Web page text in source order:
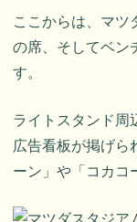
ここからは、マツ
の席、そしてベン
す。
ライトスタンド周
広告看板が掲げら
ーン」や「コカコ